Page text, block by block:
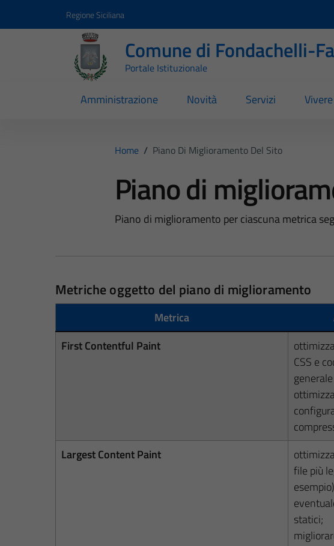
Regione Siciliana
Comune di Fondachelli-
Portale Istituzionale
Amministrazione Novità Servizi
Home / Piano Di Miglioramento Del Sito
Piano di
Piano di miglioramento per ciascuna metrica
Metriche oggetto del piano di miglioramento
Metrica
First Contentful Paint
CSS e
Largest Content Paint
file più
statici;